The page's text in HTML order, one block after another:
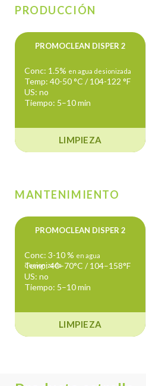
PRODUCCIÓN
PROMOCLEAN DISPER 2
Conc: 1.5% en agua desionizada
Temp: 40-50 °C / 104-122 °F
US: no
Tiempo: 5–10 min
LIMPIEZA
MANTENIMIENTO
PROMOCLEAN DISPER 2
Conc: 3-10 % en agua
desionizada
Temp: 40–70°C / 104–158°F
US: no
Tiempo: 5–10 min
LIMPIEZA